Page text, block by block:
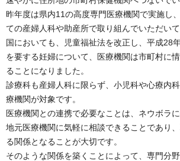
昨年度は県内11の高度専門医療機関で実施し
ての産婦人科や助産所で取り組んでいただいて
国においても、児童福祉法を改正し、平成28
を要する妊婦について、医療機関は市町村に
ることになりました。
診療科も産婦人科に限らず、小児科や心療内
療機関が対象です。
医療機関との連携で必要なことは、ネウボラ
地元医療機関に気軽に相談できることであり
る関係となることが大切です。
そのような関係を築くことによって、専門分